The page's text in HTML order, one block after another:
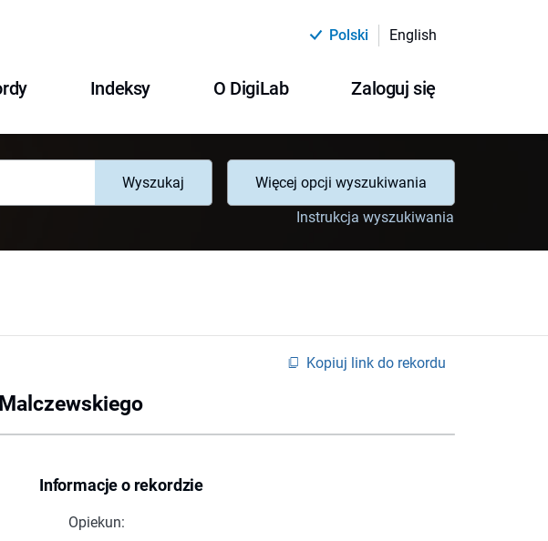
Polski English
Indeksy O DigiLab Zaloguj się
Wyszukaj
Więcej opcji wyszukiwania
Instrukcja wyszukiwania
Kopiuj link do rekordu
Informacje o rekordzie
Opiekun: